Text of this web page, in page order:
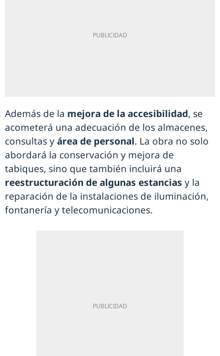
Además de la mejora de la accesibilidad, se
acometerá una adecuación de los almacenes,
consultas yárea de personal. La obra no solo
abordará la conservación y mejora de
tabiques, sino que también incluirá una
reestructuración de algunas estancias y la
reparación de la instalaciones de iluminación,
fontanería y telecomunicaciones.